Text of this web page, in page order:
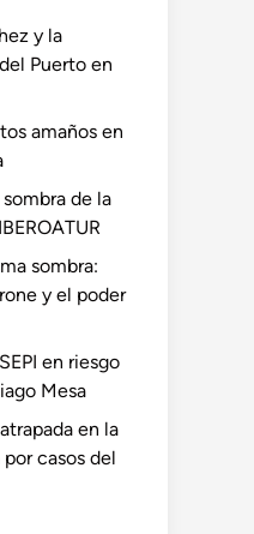
y la
Puerto en
amaños en
de la
sombra:
y el poder
en riesgo
Mesa
en la
casos del